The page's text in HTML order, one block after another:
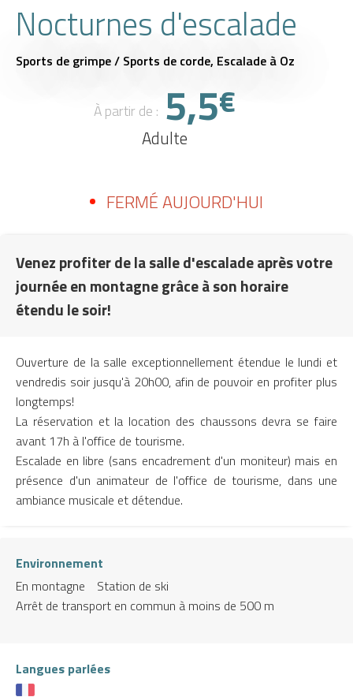
Nocturnes d'escalade
Sports de grimpe / Sports de corde, Escalade à Oz
À partir de : 5,5€
Adulte
FERMÉ AUJOURD'HUI
Venez profiter de la salle d'escalade après votre
journée en montagne grâce à son horaire
étendu le soir!
Ouverture de la salle exceptionnellement étendue le lundi et
vendredis soir jusqu'à 20h00, afin de pouvoir en profiter plus
longtemps!
La réservation et la location des chaussons devra se faire
avant 17h à l'office de tourisme.
Escalade en libre (sans encadrement d'un moniteur) mais en
présence d'un animateur de l'office de tourisme, dans une
ambiance musicale et détendue.
Environnement
En montagne
Station de ski
Arrêt de transport en commun à moins de 500 m
Langues parlées